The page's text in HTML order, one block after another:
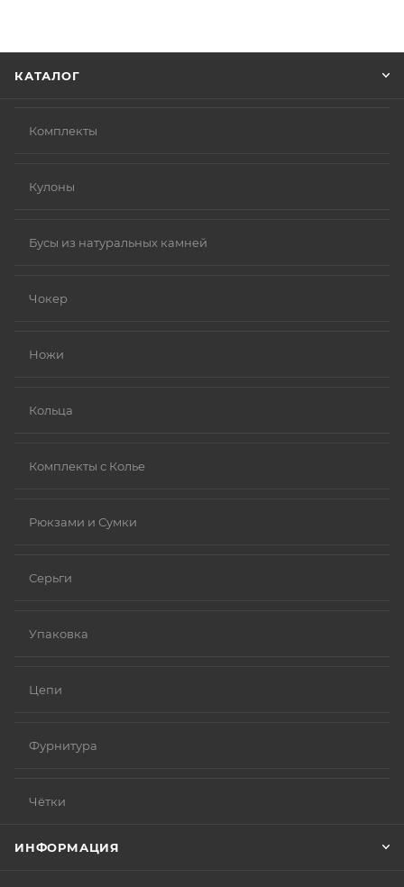
КАТАЛОГ
Комплекты
Кулоны
Бусы из натуральных камней
Чокер
Ножи
Кольца
Комплекты с Колье
Рюкзами и Сумки
Серьги
Упаковка
Цепи
Фурнитура
Чётки
ИНФОРМАЦИЯ